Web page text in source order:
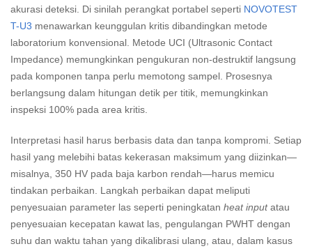
akurasi deteksi. Di sinilah perangkat portabel seperti NOVOTEST
T-U3 menawarkan keunggulan kritis dibandingkan metode
laboratorium konvensional. Metode UCI (Ultrasonic Contact
Impedance) memungkinkan pengukuran non-destruktif langsung
pada komponen tanpa perlu memotong sampel. Prosesnya
berlangsung dalam hitungan detik per titik, memungkinkan
inspeksi 100% pada area kritis.
Interpretasi hasil harus berbasis data dan tanpa kompromi. Setiap
hasil yang melebihi batas kekerasan maksimum yang diizinkan—
misalnya, 350 HV pada baja karbon rendah—harus memicu
tindakan perbaikan. Langkah perbaikan dapat meliputi
penyesuaian parameter las seperti peningkatan heat inputatau
penyesuaian kecepatan kawat las, pengulangan PWHT dengan
suhu dan waktu tahan yang dikalibrasi ulang, atau, dalam kasus